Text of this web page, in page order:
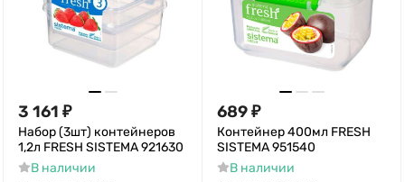
3 161 ₽
Набор (3шт) контейнеров
1,2л FRESH SISTEMA 921630
В наличии
689₽
Контейнер 400мл FRESH
SISTEMA 951540
В наличии